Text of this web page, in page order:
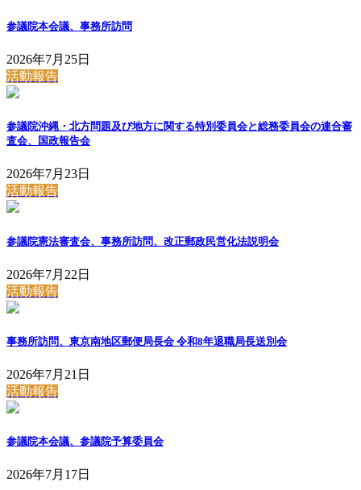
参議院本会議、事務所訪問
2026年7月25日
活動報告
参議院沖縄・北方問題及び地方に関する特別委員会と総務委員会の連合審
査会、国政報告会
2026年7月23日
活動報告
参議院憲法審査会、事務所訪問、改正郵政民営化法説明会
2026年7月22日
活動報告
事務所訪問、東京南地区郵便局長会 令和8年退職局長送別会
2026年7月21日
活動報告
参議院本会議、参議院予算委員会
2026年7月17日